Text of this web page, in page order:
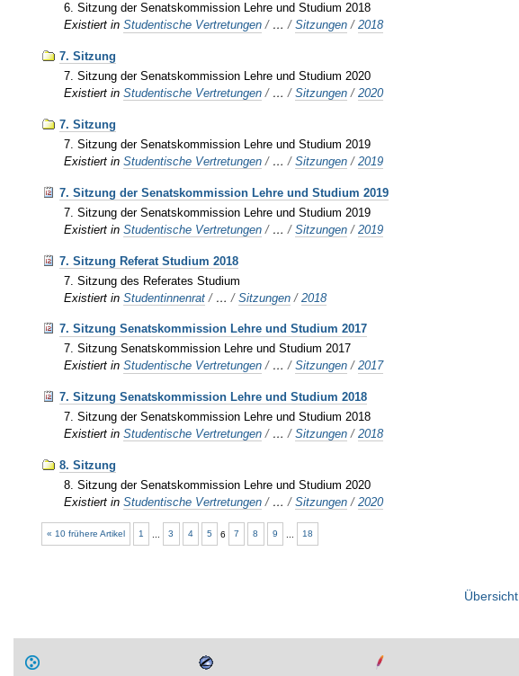
6. Sitzung der Senatskommission Lehre und Studium 2018
Existiert in Studentische Vertretungen / …/Sitzungen /2018
7. Sitzung
7. Sitzung der Senatskommission Lehre und Studium 2020
Existiert in Studentische Vertretungen / …/Sitzungen /2020
7. Sitzung
7. Sitzung der Senatskommission Lehre und Studium 2019
Existiert in Studentische Vertretungen / …/Sitzungen /2019
7. Sitzung der Senatskommission Lehre und Studium 2019
7. Sitzung der Senatskommission Lehre und Studium 2019
Existiert in Studentische Vertretungen / …/Sitzungen /2019
7. Sitzung Referat Studium 2018
7. Sitzung des Referates Studium
Existiert in Studentinnenrat / …/Sitzungen /2018
7. Sitzung Senatskommission Lehre und Studium 2017
7. Sitzung Senatskommission Lehre und Studium 2017
Existiert in Studentische Vertretungen / …/Sitzungen /2017
7. Sitzung Senatskommission Lehre und Studium 2018
7. Sitzung der Senatskommission Lehre und Studium 2018
Existiert in Studentische Vertretungen / …/Sitzungen /2018
8. Sitzung
8. Sitzung der Senatskommission Lehre und Studium 2020
Existiert in Studentische Vertretungen / …/Sitzungen /2020
« 10 frühere Artikel 1 3 4 5 6 7 8 9 18
Übersicht